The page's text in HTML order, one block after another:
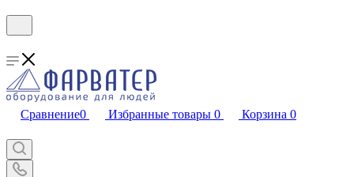
Сравнение0 Избранные товары 0 Корзина 0